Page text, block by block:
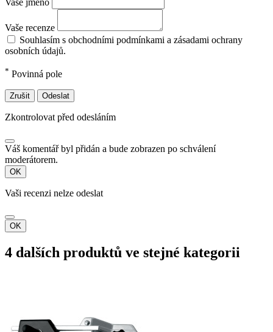
Vaše recenze
Souhlasím s obchodními podmínkami a zásadami ochrany
osobních údajů.
* Povinná pole
Zrušit Odeslat
Zkontrolovat před odesláním
Váš komentář byl přidán a bude zobrazen po schválení
moderátorem.
OK
Vaši recenzi nelze odeslat
OK
4 dalších produktů ve stejné kategorii